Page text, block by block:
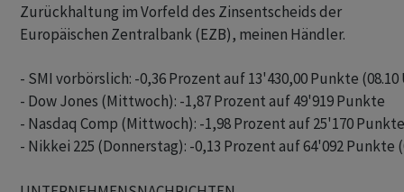
Zurückhaltung im Vorfeld des Zinsentscheids der
Europäischen Zentralbank (EZB), meinen Händler.
- SMI vorbörslich: -0,36 Prozent auf 13'430,00 Punkte (08.10
- Dow Jones (Mittwoch): -1,87 Prozent auf 49'919 Punkte
- Nasdaq Comp (Mittwoch): -1,98 Prozent auf 25'170 Punkte
- Nikkei 225 (Donnerstag): -0,13 Prozent auf 64'092 Punkte